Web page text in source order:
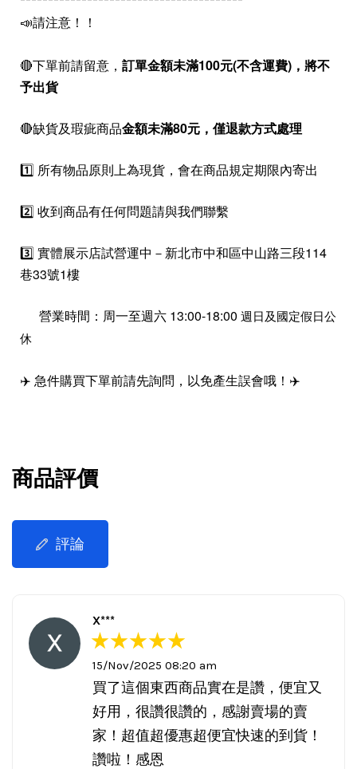
📣請注意！！
🔴下單前請留意， 訂單金額未滿100元(不含運費)， 將不
予出貨
🔴缺貨及瑕疵商品金額未滿80元，僅退款方式處理
1️⃣ 所有物品原則上為現貨，會在商品規定期限內寄出
2️⃣ 收到商品有任何問題請與我們聯繫
3️⃣ 實體展示店試營運中－新北市中和區中山路三段114
巷33號1樓
營業時間：周一至週六 13:00-18:00 週日及國定假日公
休
✈️ 急件購買下單前請先詢問，以免產生誤會哦！✈️
商品評價
評論
X***
15/Nov/2025 08:20 am
買了這個東西商品實在是讚，便宜又
好用，很讚很讚的，感謝賣場的賣
家！超值超優惠超便宜快速的到貨！
讚啦！感恩